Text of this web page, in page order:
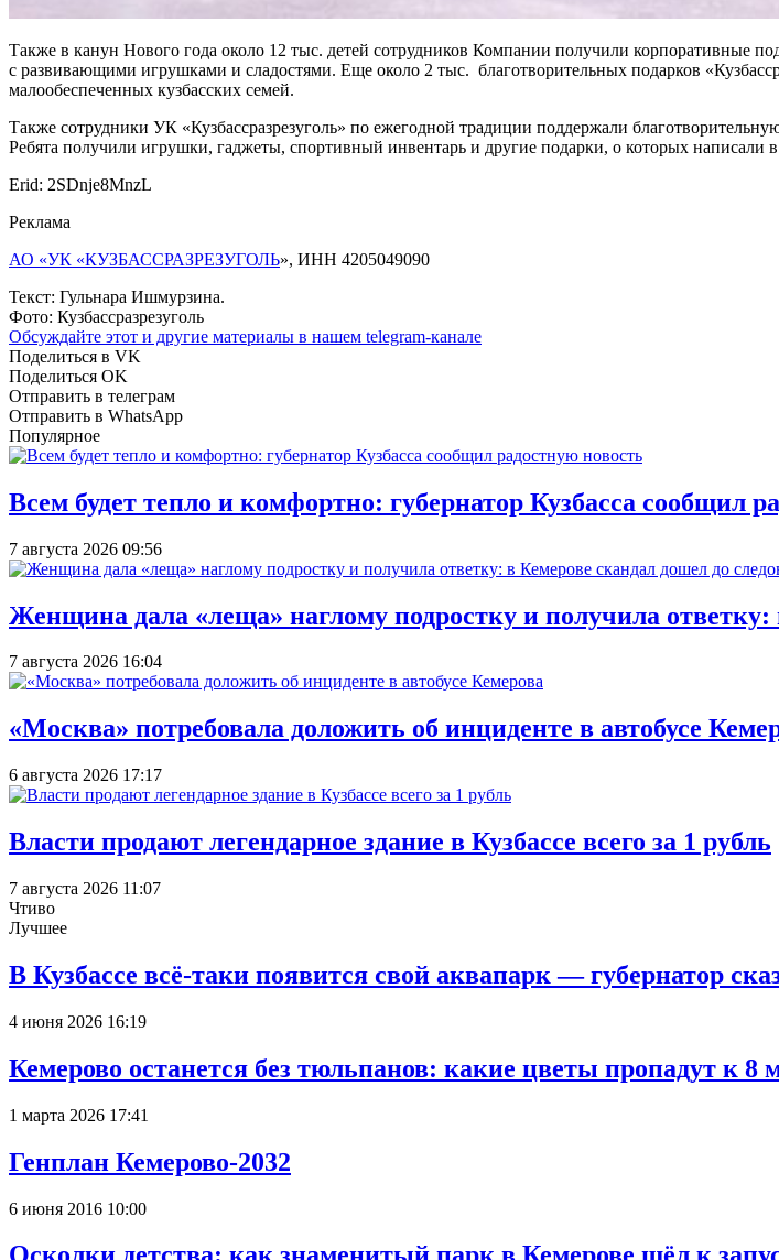
Также в канун Нового года около 12 тыс. детей сотрудников Компании получили корпоративные
с развивающими игрушками и сладостями. Еще около 2 тыс. благотворительных подарков
малообеспеченных кузбасских семей.
Также сотрудники УК «Кузбассразрезуголь» по ежегодной традиции поддержали
Ребята получили игрушки, гаджеты, спортивный инвентарь и другие подарки, о которых написали
Erid: 2SDnje8MnzL
Реклама
АО «УК «КУЗБАССРАЗРЕЗУГОЛЬ», ИНН 4205049090
Текст: Гульнара Ишмурзина.
Фото: Кузбассразрезуголь
Обсуждайте этот и другие материалы в нашем telegram-канале
Поделиться в VK
Поделиться OK
Отправить в телеграм
Отправить в WhatsApp
Популярное
Всем будет тепло и комфортно: губернатор Кузбасса сообщил
7 августа 2026 09:56
Женщина дала «леща» наглому подростку и получила ответку:
7 августа 2026 16:04
«Москва» потребовала доложить об инциденте в автобусе
6 августа 2026 17:17
Власти продают легендарное здание в Кузбассе всего за 1 рубль
7 августа 2026 11:07
Чтиво
Лучшее
В Кузбассе всё-таки появится свой аквапарк — губернатор
4 июня 2026 16:19
Кемерово останется без тюльпанов: какие цветы пропадут к 8
1 марта 2026 17:41
Генплан Кемерово-2032
6 июня 2016 10:00